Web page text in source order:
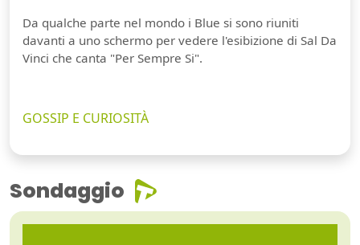
Da qualche parte nel mondo i Blue si sono riuniti
davanti a uno schermo per vedere l'esibizione di Sal Da
Vinci che canta "Per Sempre Si".
GOSSIP E CURIOSITÀ
Sondaggio